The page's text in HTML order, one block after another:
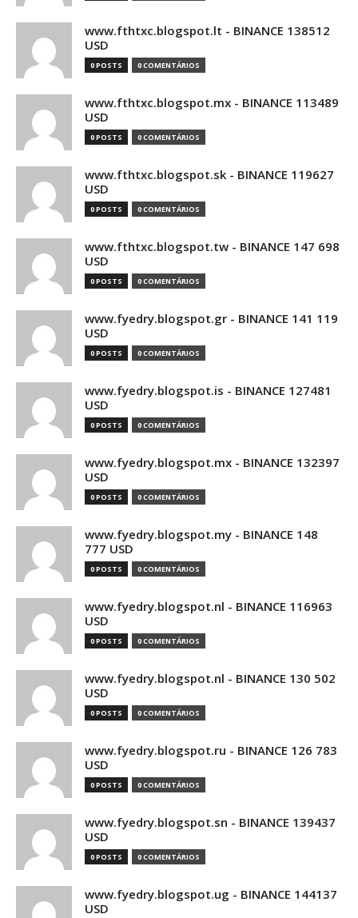
www.fthtxc.blogspot.lt - BINANCE 138512
USD
0 POSTS 0 COMENTÁRIOS
www.fthtxc.blogspot.mx - BINANCE 113489
USD
0 POSTS 0 COMENTÁRIOS
www.fthtxc.blogspot.sk - BINANCE 119627
USD
0 POSTS 0 COMENTÁRIOS
www.fthtxc.blogspot.tw - BINANCE 147 698
USD
0 POSTS 0 COMENTÁRIOS
www.fyedry.blogspot.gr - BINANCE 141 119
USD
0 POSTS 0 COMENTÁRIOS
www.fyedry.blogspot.is - BINANCE 127481
USD
0 POSTS 0 COMENTÁRIOS
www.fyedry.blogspot.mx - BINANCE 132397
USD
0 POSTS 0 COMENTÁRIOS
www.fyedry.blogspot.my - BINANCE 148
777 USD
0 POSTS 0 COMENTÁRIOS
www.fyedry.blogspot.nl - BINANCE 116963
USD
0 POSTS 0 COMENTÁRIOS
www.fyedry.blogspot.nl - BINANCE 130 502
USD
0 POSTS 0 COMENTÁRIOS
www.fyedry.blogspot.ru - BINANCE 126 783
USD
0 POSTS 0 COMENTÁRIOS
www.fyedry.blogspot.sn - BINANCE 139437
USD
0 POSTS 0 COMENTÁRIOS
www.fyedry.blogspot.ug - BINANCE 144137
USD